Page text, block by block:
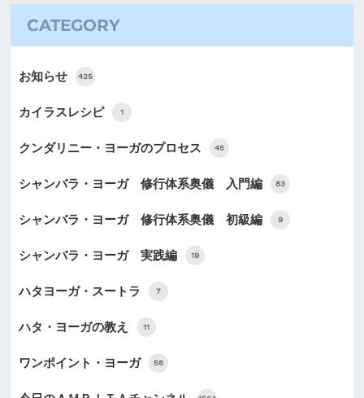
CATEGORY
お知らせ 425
カイラスレシピ 1
クンダリニー・ヨーガのプロセス 45
シャンバラ・ヨーガ 修行体系奥儀 入門編 83
シャンバラ・ヨーガ 修行体系奥儀 初級編 9
シャンバラ・ヨーガ 実践編 19
ハタヨーガ・スートラ 7
ハタ・ヨーガの教え 11
ワンポイント・ヨーガ 56